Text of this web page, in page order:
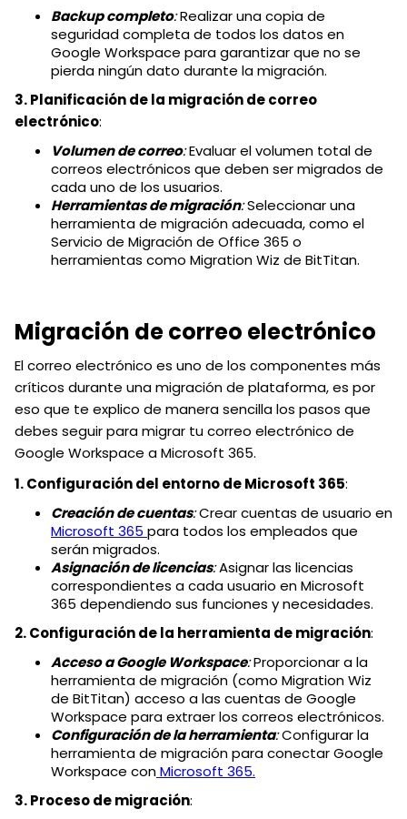
Backup completo:Realizar una copia de
seguridad completa de todos los datos en
Google Workspace para garantizar que no se
pierda ningún dato durante la migración.
3. Planificación de la migración de correo
electrónico:
Volumen de correo:Evaluar el volumen total de
correos electrónicos que deben ser migrados de
cada uno de los usuarios.
Herramientas de migración:Seleccionar una
herramienta de migración adecuada, como el
Servicio de Migración de Office 365 o
herramientas como Migration Wiz de BitTitan.
Migración de correo electrónico
El correo electrónico es uno de los componentes más
críticos durante una migración de plataforma, es por
eso que te explico de manera sencilla los pasos que
debes seguir para migrar tu correo electrónico de
Google Workspace a Microsoft 365.
1. Configuración del entorno de Microsoft 365:
Creación de cuentas:Crear cuentas de usuario en
Microsoft 365 para todos los empleados que
serán migrados.
Asignación de licencias:Asignar las licencias
correspondientes a cada usuario en Microsoft
365 dependiendo sus funciones y necesidades.
2. Configuración de la herramienta de migración:
Acceso a Google Workspace:Proporcionar a la
herramienta de migración (como Migration Wiz
de BitTitan) acceso a las cuentas de Google
Workspace para extraer los correos electrónicos.
Configuración de la herramienta:Configurar la
herramienta de migración para conectar Google
Workspace conMicrosoft 365.
3. Proceso de migración: